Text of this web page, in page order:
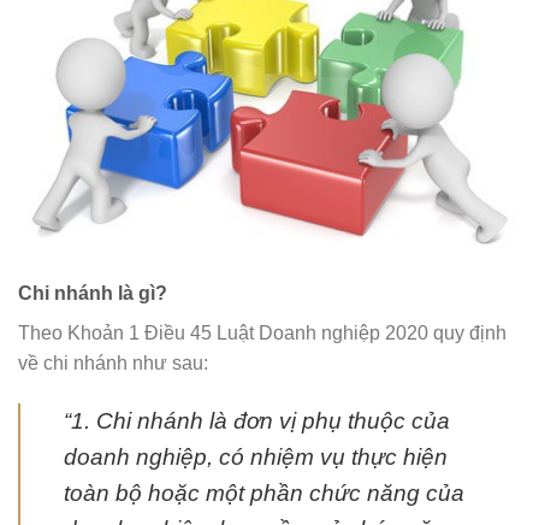
Chi nhánh là gì?
Theo Khoản 1 Điều 45 Luật Doanh nghiệp 2020 quy định
về chi nhánh như sau:
“1. Chi nhánh là đơn vị phụ thuộc của
doanh nghiệp, có nhiệm vụ thực hiện
toàn bộ hoặc một phần chức năng của